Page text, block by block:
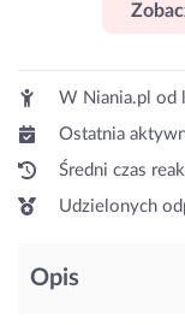
W Niania.pl od
Ostatnia
Średni czas
Udzielonych
Opis